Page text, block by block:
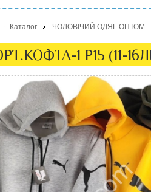
Каталог ЧОЛОВІЧИЙ ОДЯГ ОПТОМ
1 P15 (11-